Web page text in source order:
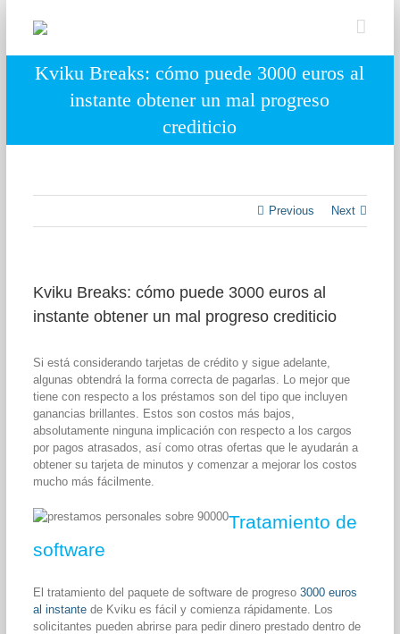
Kviku Breaks: cómo puede 3000 euros al
instante obtener un mal progreso
crediticio
Previous Next
Kviku Breaks: cómo puede 3000 euros al
instante obtener un mal progreso crediticio
Si está considerando tarjetas de crédito y sigue adelante,
algunas obtendrá la forma correcta de pagarlas. Lo mejor que
tiene con respecto a los préstamos son del tipo que incluyen
ganancias brillantes. Estos son costos más bajos,
absolutamente ninguna implicación con respecto a los cargos
por pagos atrasados, así como otras ofertas que le ayudarán a
obtener su tarjeta de minutos y comenzar a mejorar los costos
mucho más fácilmente.
Tratamiento de
software
El tratamiento del paquete de software de progreso 3000 euros
al instantede Kviku es fácil y comienza rápidamente. Los
solicitantes pueden abrirse para pedir dinero prestado dentro de